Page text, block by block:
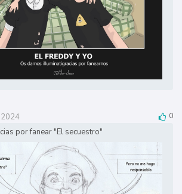
0
por fanear "El secuestro"